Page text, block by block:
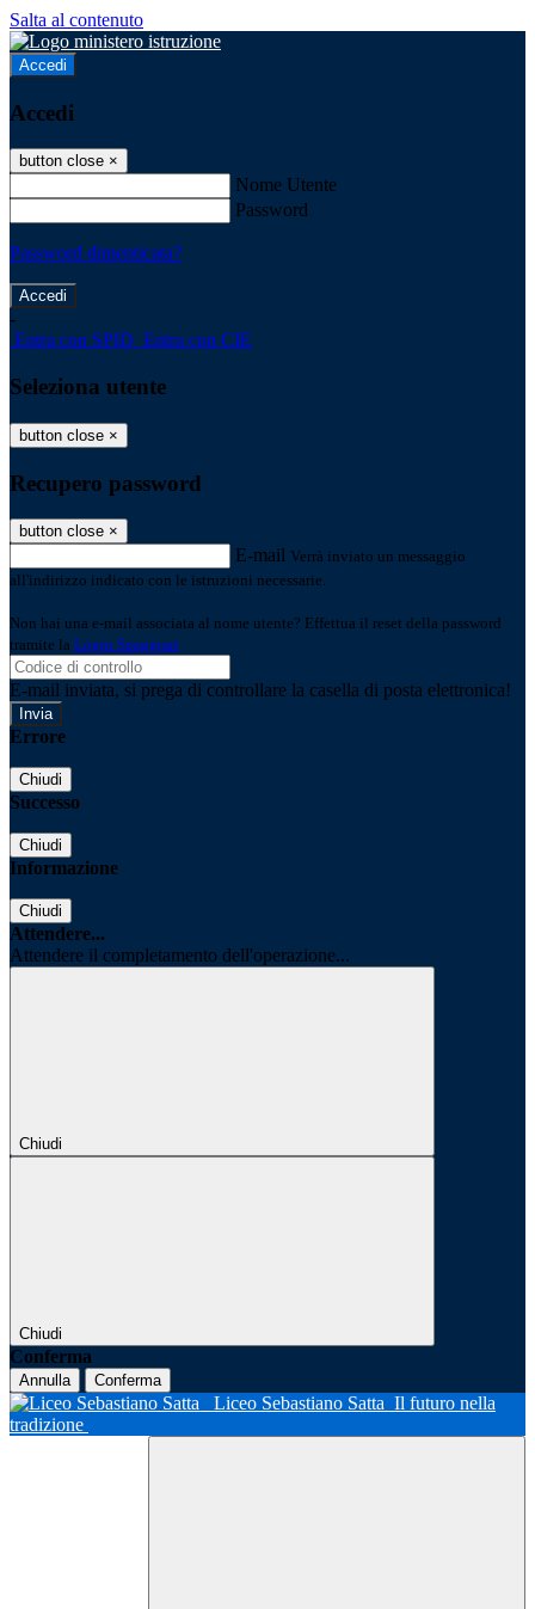
Salta al contenuto
Accedi
Accedi
button close ×
Nome Utente
Password
Password dimenticata?
-
Entra con SPID Entra con CIE
Seleziona utente
button close ×
Recupero password
button close ×
E-mail Verrà inviato un messaggio
all'indirizzo indicato con le istruzioni necessarie.
Non hai una e-mail associata al nome utente? Effettua il reset della password
tramite la Login Spaggiari
E-mail inviata, si prega di controllare la casella di posta elettronica!
Errore
Chiudi
Successo
Chiudi
Informazione
Chiudi
Attendere...
Attendere il completamento dell'operazione...
Chiudi
Chiudi
Conferma
Annulla Conferma
Liceo Sebastiano Satta Il futuro nella
tradizione